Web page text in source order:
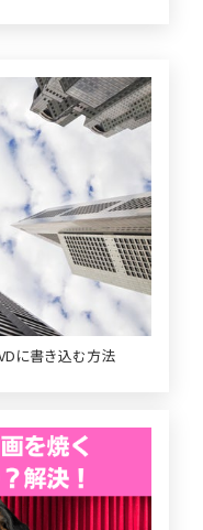
に書き込む方法